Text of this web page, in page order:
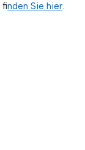
finden Sie hier.